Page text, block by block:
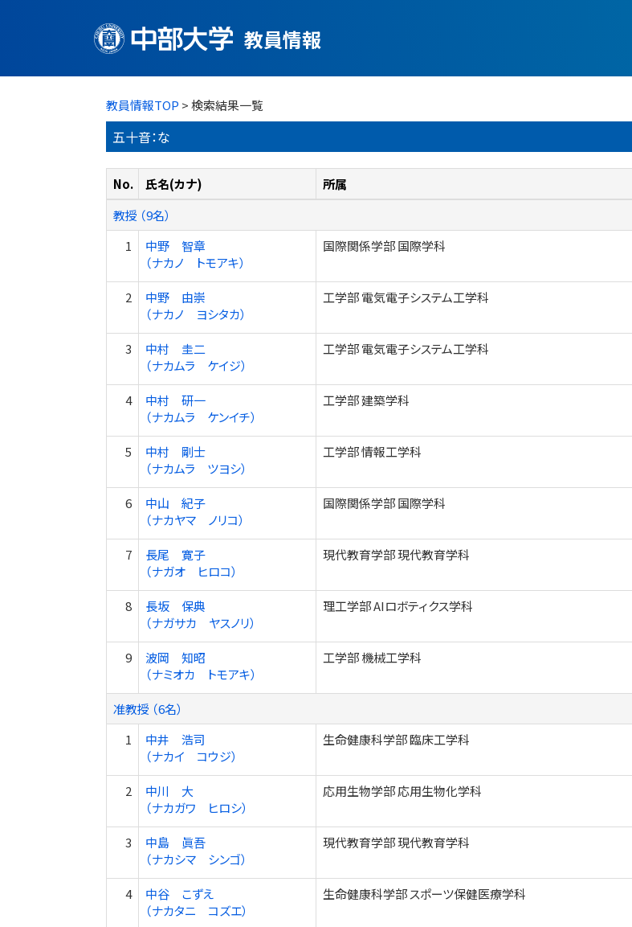
教員情報
教員情報TOP > 検索結果一覧
五十音：な
No. 氏名(カナ)
所属
教授 （9名）
1
中野 智章
（ナカノ トモアキ）
国際関係学部 国際学科
2
中野 由崇
（ナカノ ヨシタカ）
工学部 電気電子システム工学科
3
中村 圭二
（ナカムラ ケイジ）
工学部 電気電子システム工学科
4
中村 研一
（ナカムラ ケンイチ）
工学部 建築学科
5
中村 剛士
（ナカムラ ツヨシ）
工学部 情報工学科
6
中山 紀子
（ナカヤマ ノリコ）
国際関係学部 国際学科
7
長尾 寛子
（ナガオ ヒロコ）
現代教育学部 現代教育学科
8
長坂 保典
（ナガサカ ヤスノリ）
理工学部 AIロボティクス学科
9
波岡 知昭
（ナミオカ トモアキ）
工学部 機械工学科
准教授 （6名）
1
中井 浩司
（ナカイ コウジ）
生命健康科学部 臨床工学科
2
中川 大
（ナカガワ ヒロシ）
応用生物学部 応用生物化学科
3
中島 眞吾
（ナカシマ シンゴ）
現代教育学部 現代教育学科
4
中谷 こずえ
（ナカタニ コズエ）
生命健康科学部 スポーツ保健医療学科